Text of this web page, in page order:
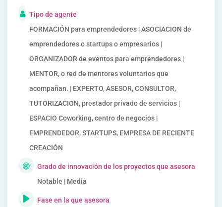
Tipo de agente
FORMACIÓN para emprendedores | ASOCIACION de
emprendedores o startups o empresarios |
ORGANIZADOR de eventos para emprendedores |
MENTOR, o red de mentores voluntarios que
acompañan. | EXPERTO, ASESOR, CONSULTOR,
TUTORIZACION, prestador privado de servicios |
ESPACIO Coworking, centro de negocios |
EMPRENDEDOR, STARTUPS, EMPRESA DE RECIENTE
CREACIÓN
Grado de innovación de los proyectos que asesora
Notable | Media
Fase en la que asesora